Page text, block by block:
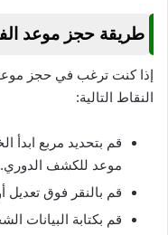
طريقة حجز موعد
إذا كنت ترغب في حجز
النقاط التالية:
قم بتحديد مربع ابدأ
موعد للكشف الدوري.
قم بالنقر فوق تعديل
قم بكتابة البيانات